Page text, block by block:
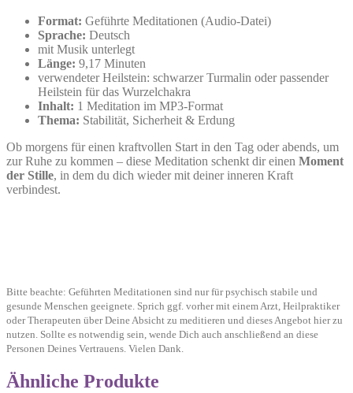
Format: Geführte Meditationen (Audio-Datei)
Sprache: Deutsch
mit Musik unterlegt
Länge: 9,17 Minuten
verwendeter Heilstein: schwarzer Turmalin oder passender
Heilstein für das Wurzelchakra
Inhalt: 1 Meditation im MP3-Format
Thema: Stabilität, Sicherheit & Erdung
Ob morgens für einen kraftvollen Start in den Tag oder abends, um
zur Ruhe zu kommen – diese Meditation schenkt dir einen Moment
der Stille, in dem du dich wieder mit deiner inneren Kraft
verbindest.
Bitte beachte: Geführten Meditationen sind nur für psychisch stabile und
gesunde Menschen geeignete. Sprich ggf. vorher mit einem Arzt, Heilpraktiker
oder Therapeuten über Deine Absicht zu meditieren und dieses Angebot hier zu
nutzen. Sollte es notwendig sein, wende Dich auch anschließend an diese
Personen Deines Vertrauens. Vielen Dank.
Ähnliche Produkte